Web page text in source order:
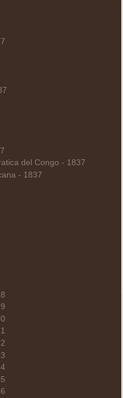
del Congo - 1837
- 1837